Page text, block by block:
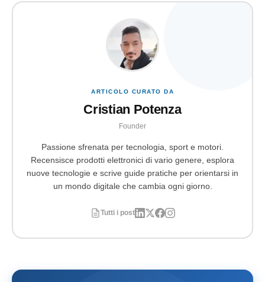
ARTICOLO CURATO DA
Cristian Potenza
Founder
Passione sfrenata per tecnologia, sport e motori.
Recensisce prodotti elettronici di vario genere, esplora
nuove tecnologie e scrive guide pratiche per orientarsi in
un mondo digitale che cambia ogni giorno.
Tutti i post